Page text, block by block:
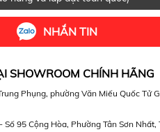
NHẮN TIN
SHOWROOM CHÍNH HÃNG
Phụng, phường Văn Miếu Quốc Tử
95 Cộng Hòa, Phường Tân Sơn Nhất,